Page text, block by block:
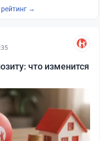
→
что изменится